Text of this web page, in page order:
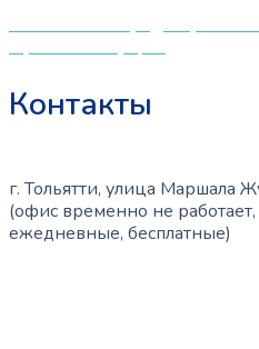
Политика
Публичная оферта
Контакты
г. Тольятти, улица Маршала
(офис временно не работает,
ежедневные, бесплатные)